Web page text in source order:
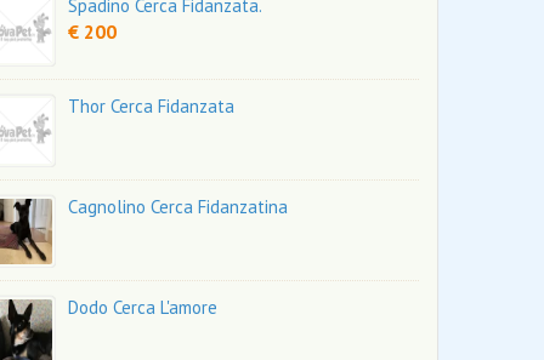
Spadino Cerca Fidanzata.
€ 200
Thor Cerca Fidanzata
Cagnolino Cerca Fidanzatina
Dodo Cerca L'amore